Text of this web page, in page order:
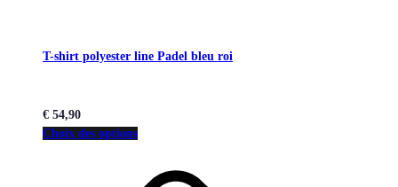
T-shirt polyester line Padel bleu roi
€ 54,90
Choix des options